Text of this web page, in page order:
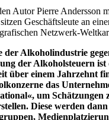
der Alkoholindustrie
der Alkoholsteuern ist
über einem Jahrzehnt
das
um Schätzungen
Diese werden